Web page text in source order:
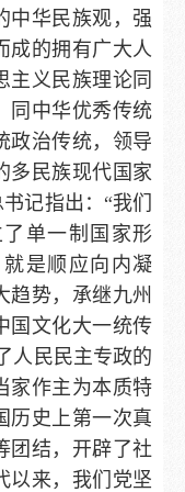
中华民族观，强
成的拥有广大人
主义民族理论同
同中华优秀传统
政治传统，领导
多民族现代国家
记指出：“我们
单一制国家形
是顺应向内凝
趋势，承继九州
国文化大一统传
人民民主专政的
家作主为本质特
历史上第一次真
团结，开辟了社
以来，我们党坚